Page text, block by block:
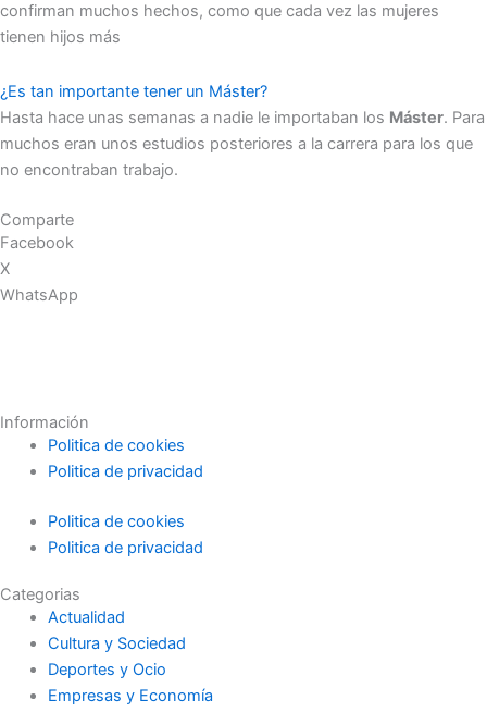
confirman muchos hechos, como que cada vez las mujeres
tienen hijos más
¿Es tan importante tener un Máster?
Hasta hace unas semanas a nadie le importaban los Máster. Para
muchos eran unos estudios posteriores a la carrera para los que
no encontraban trabajo.
Comparte
Facebook
X
WhatsApp
Información
Politica de cookies
Politica de privacidad
Politica de cookies
Politica de privacidad
Categorias
Actualidad
Cultura y Sociedad
Deportes y Ocio
Empresas y Economía